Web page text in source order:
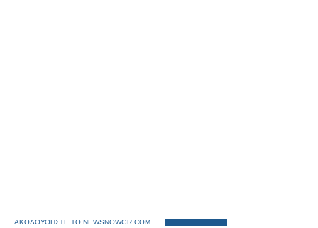
ΑΚΟΛΟΥΘΗΣΤΕ ΤΟ NEWSNOWGR.COM